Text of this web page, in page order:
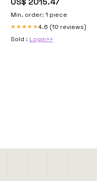
Min. order: 1 piece
★★★★★4.6 (10 reviews)
Sold : Login>>